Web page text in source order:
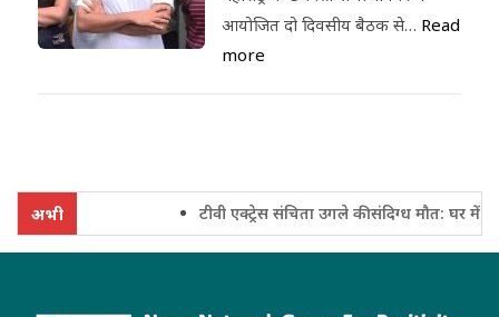
आयोजित दो दिवसीय बैठक से… Read
more
अभी टीवी एक्ट्रेस संचिता उगले की संदिग्ध मौत: घर में